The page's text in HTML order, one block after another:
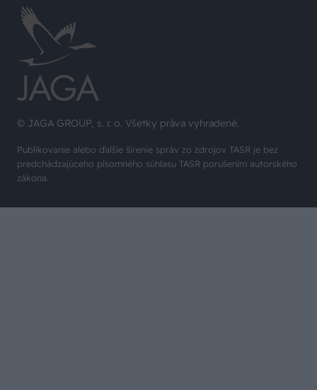
© JAGA GROUP, s. r. o. Všetky práva vyhradené.
Publikovanie alebo ďalšie šírenie správ zo zdrojov TASR je bez
predchádzajúceho písomného súhlasu TASR porušením autorského
zákona.